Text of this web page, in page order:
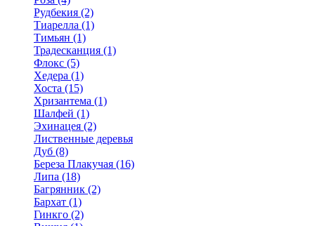
Рудбекия (2)
Тиарелла (1)
Тимьян (1)
Традесканция (1)
Флокс (5)
Хедера (1)
Хоста (15)
Хризантема (1)
Шалфей (1)
Эхинацея (2)
Лиственные деревья
Дуб (8)
Береза Плакучая (16)
Липа (18)
Багрянник (2)
Бархат (1)
Гинкго (2)